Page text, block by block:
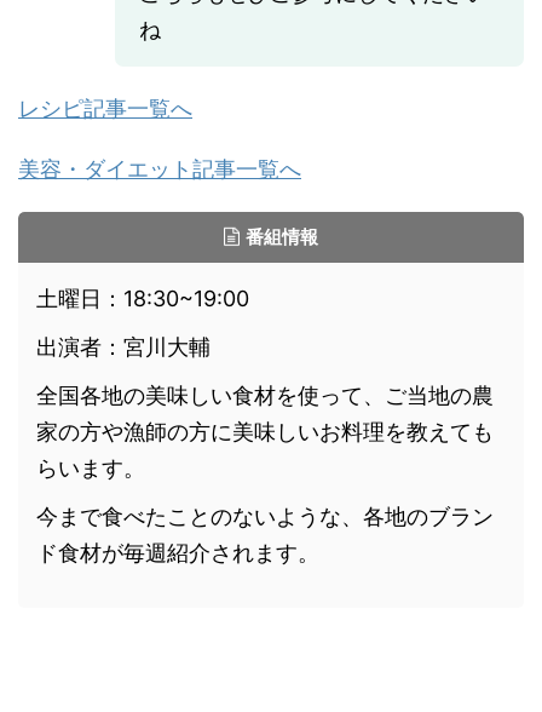
ね
レシピ記事一覧へ
美容・ダイエット記事一覧へ
番組情報
土曜日：18:30~19:00
出演者：宮川大輔
全国各地の美味しい食材を使って、ご当地の農
家の方や漁師の方に美味しいお料理を教えても
らいます。
今まで食べたことのないような、各地のブラン
ド食材が毎週紹介されます。